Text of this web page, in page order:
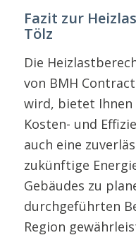
Fazit zur
Tölz
Die
von BMH
wird, bietet
Kosten- und
auch eine
zukünftige
Gebäudes zu
durchgeführten
Region